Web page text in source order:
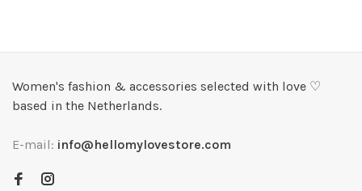
Women's fashion & accessories selected with love ♡
based in the Netherlands.
E-mail: info@hellomylovestore.com